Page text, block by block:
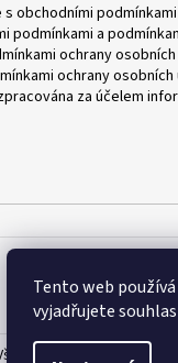
Tento web
vyjadřujete
s obchodními podmínkami
podmínkami a
ochrany osobních
ochrany osobních
za účelem
práva vyhrazena.